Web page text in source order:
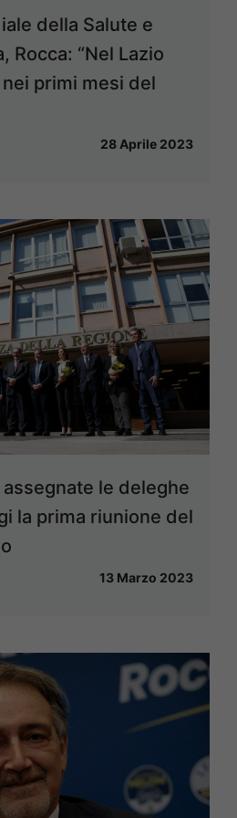
della Salute e
Rocca: “Nel Lazio
primi mesi del
28 Aprile 2023
le deleghe
la prima riunione del
13 Marzo 2023